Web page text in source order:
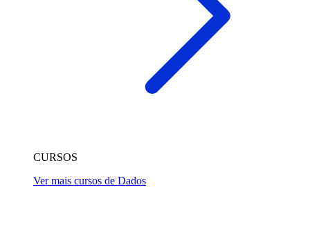
CURSOS
Ver mais cursos de Dados